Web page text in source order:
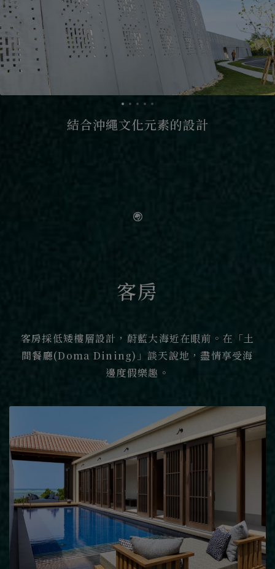
結合沖繩文化元素的設計
客房
客房採低矮樓層設計，蔚藍大海近在眼前。在「土
間餐廳(Doma Dining)」談天說地，盡情享受海
邊度假樂趣。